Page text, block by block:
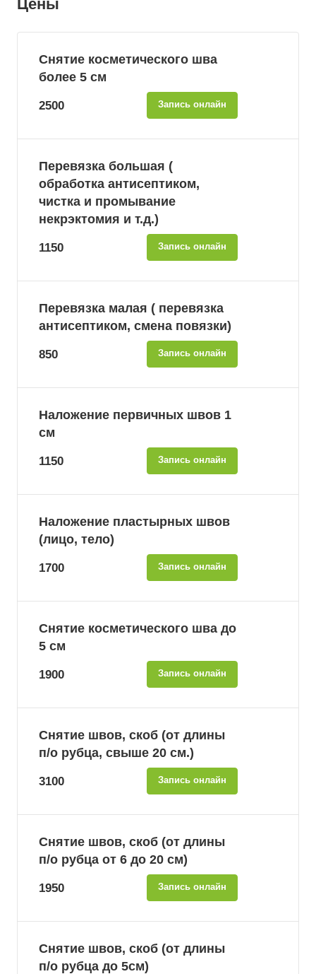
Цены
Снятие косметического шва
более 5 см
2500 Запись онлайн
Перевязка большая (
обработка антисептиком,
чистка и промывание
некрэктомия и т.д.)
1150 Запись онлайн
Перевязка малая ( перевязка
антисептиком, смена повязки)
850 Запись онлайн
Наложение первичных швов 1
см
1150 Запись онлайн
Наложение пластырных швов
(лицо, тело)
1700 Запись онлайн
Снятие косметического шва до
5 см
1900 Запись онлайн
Снятие швов, скоб (от длины
п/о рубца, свыше 20 см.)
3100 Запись онлайн
Снятие швов, скоб (от длины
п/о рубца от 6 до 20 см)
1950 Запись онлайн
Снятие швов, скоб (от длины
п/о рубца до 5см)